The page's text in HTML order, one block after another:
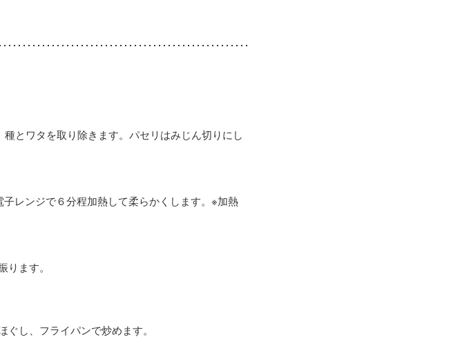
とワタを取り除きます。パセリはみじん切りにし
レンジで６分程加熱して柔らかくします。※加熱
ます。
し、フライパンで炒めます。